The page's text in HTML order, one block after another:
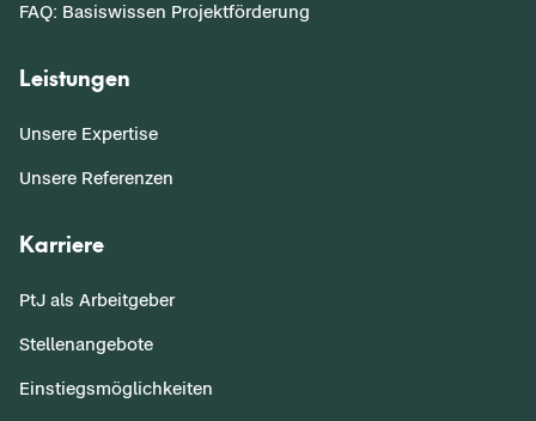
FAQ: Basiswissen Projektförderung
Leistungen
Unsere Expertise
Unsere Referenzen
Karriere
PtJ als Arbeitgeber
Stellenangebote
Einstiegsmöglichkeiten